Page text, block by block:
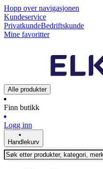
Hopp over navigasjonen
Kundeservice
PrivatkundeBedriftskunde
Mine favoritter
Alle produkter
Finn butikk
Logg inn
Handlekurv